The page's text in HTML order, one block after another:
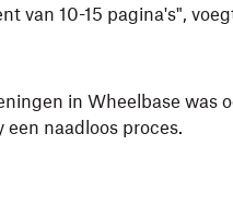
van 10-15 pagina's",
in Wheelbase was
naadloos proces.